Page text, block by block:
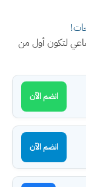
لتكون أول من
انضم الآن
انضم الآن